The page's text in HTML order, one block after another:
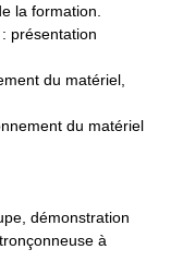
la formation.
présentation
du matériel,
du matériel
démonstration
à